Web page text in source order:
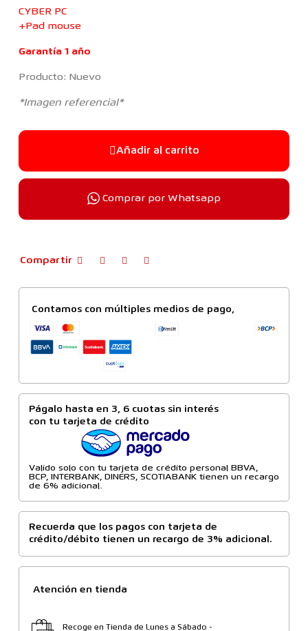
CYBER PC
+Pad mouse
Garantía 1 año
Producto: Nuevo
*Imagen referencial*
Añadir al carrito
Comprar por Whatsapp
Compartir
Contamos con múltiples medios de pago,
Págalo hasta en 3, 6 cuotas sin interés
con tu tarjeta de crédito
Valido solo con tu tarjeta de crédito personal BBVA,
BCP, INTERBANK, DINERS, SCOTIABANK tienen un recargo
de 6% adicional.
Recuerda que los pagos con tarjeta de
crédito/débito tienen un recargo de 3% adicional.
Atención en tienda
Recoge en Tienda de Lunes a Sábado -